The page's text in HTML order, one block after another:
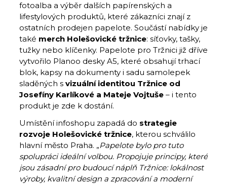
fotoalba a výběr dalších papírenských a
lifestylových produktů, které zákazníci znají z
ostatních prodejen papelote. Součástí nabídky je
také merch Holešovické tržnice: síťovky, tašky,
tužky nebo klíčenky. Papelote pro Tržnici již dříve
vytvořilo Planoo desky A5, které obsahují trhací
blok, kapsy na dokumenty i sadu samolepek
sladěných s vizuální identitou Tržnice od
Josefíny Karlíkové a Mateje Vojtuše – i tento
produkt je zde k dostání.
Umístění infoshopu zapadá do strategie
rozvoje Holešovické tržnice, kterou schválilo
hlavní město Praha. „Papelote bylo pro tuto
spolupráci ideální volbou. Propojuje principy, které
jsou zásadní pro budoucí náplň Tržnice: lokálnost
výroby, kvalitní design a zpracování a moderní